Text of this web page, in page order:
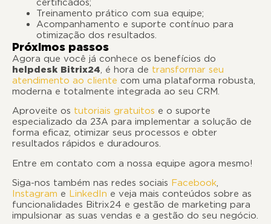
certificados;
Treinamento prático com sua equipe;
Acompanhamento e suporte contínuo para
otimização dos resultados.
Próximos passos
Agora que você já conhece os benefícios do
helpdesk Bitrix24, é hora de transformar seu
atendimento ao cliente com uma plataforma robusta,
moderna e totalmente integrada ao seu CRM.
Aproveite os tutoriais gratuitos e o suporte
especializado da 23A para implementar a solução de
forma eficaz, otimizar seus processos e obter
resultados rápidos e duradouros.
Entre em contato com a nossa equipe agora mesmo!
Siga-nos também nas redes sociais Facebook,
Instagram e LinkedIn e veja mais conteúdos sobre as
funcionalidades Bitrix24 e gestão de marketing para
impulsionar as suas vendas e a gestão do seu negócio.